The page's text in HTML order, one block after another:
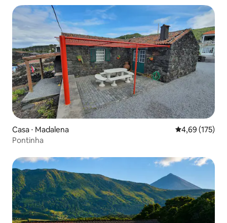
Casa ⋅ Madalena 4,69 de uma
4,69 (175)
Pontinha